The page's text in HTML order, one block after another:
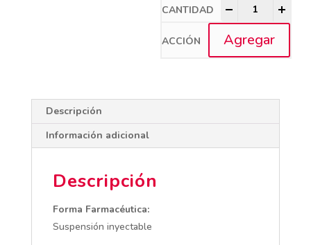
-
Agregar
Descripción
Información adicional
Descripción
Forma Farmacéutica:
Suspensión inyectable